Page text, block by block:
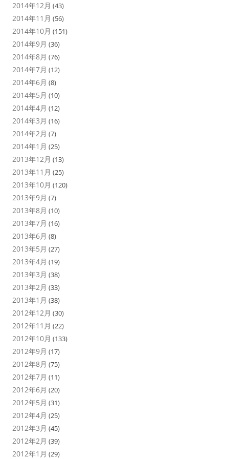
2014年12月 (43)
2014年11月 (56)
2014年10月 (151)
2014年9月 (36)
2014年8月 (76)
2014年7月 (12)
2014年6月 (8)
2014年5月 (10)
2014年4月 (12)
2014年3月 (16)
2014年2月 (7)
2014年1月 (25)
2013年12月 (13)
2013年11月 (25)
2013年10月 (120)
2013年9月 (7)
2013年8月 (10)
2013年7月 (16)
2013年6月 (8)
2013年5月 (27)
2013年4月 (19)
2013年3月 (38)
2013年2月 (33)
2013年1月 (38)
2012年12月 (30)
2012年11月 (22)
2012年10月 (133)
2012年9月 (17)
2012年8月 (75)
2012年7月 (11)
2012年6月 (20)
2012年5月 (31)
2012年4月 (25)
2012年3月 (45)
2012年2月 (39)
2012年1月 (29)